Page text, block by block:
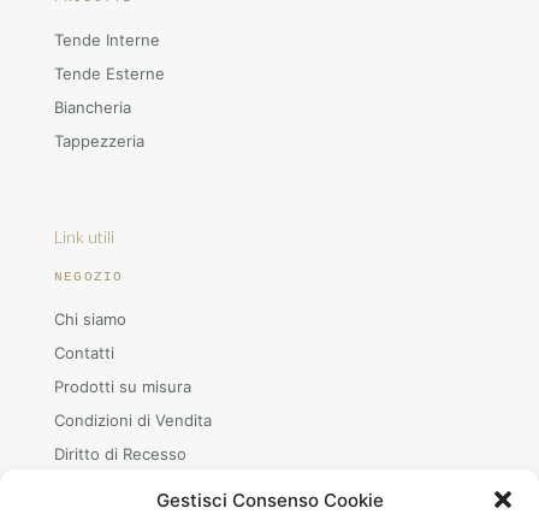
Gestisci Consenso Cookie
Tende Interne
Tende Esterne
Biancheria
Tappezzeria
Link utili
NEGOZIO
Chi siamo
Contatti
Prodotti su misura
Condizioni di Vendita
Diritto di Recesso